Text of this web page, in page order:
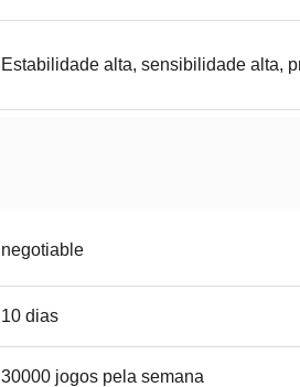
Estabilidade alta, sensibilidade alta,
negotiable
10 dias
30000 jogos pela semana